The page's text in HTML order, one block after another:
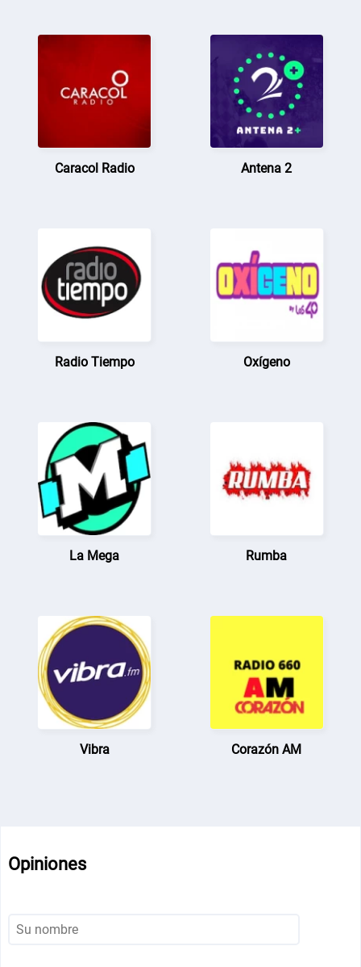
Caracol Radio Antena 2
Radio Tiempo Oxígeno
La Mega Rumba
Vibra Corazón AM
Opiniones